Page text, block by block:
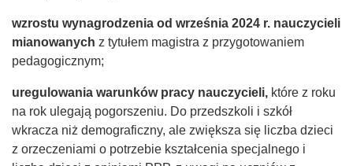
wzrostu wynagrodzenia od września 2024 r. nauczycieli
mianowanych z tytułem magistra z przygotowaniem
pedagogicznym;
uregulowania warunków pracy nauczycieli, które z roku
na rok ulegają pogorszeniu. Do przedszkoli i szkół
wkracza niż demograficzny, ale zwiększa się liczba dzieci
z orzeczeniami o potrzebie kształcenia specjalnego i